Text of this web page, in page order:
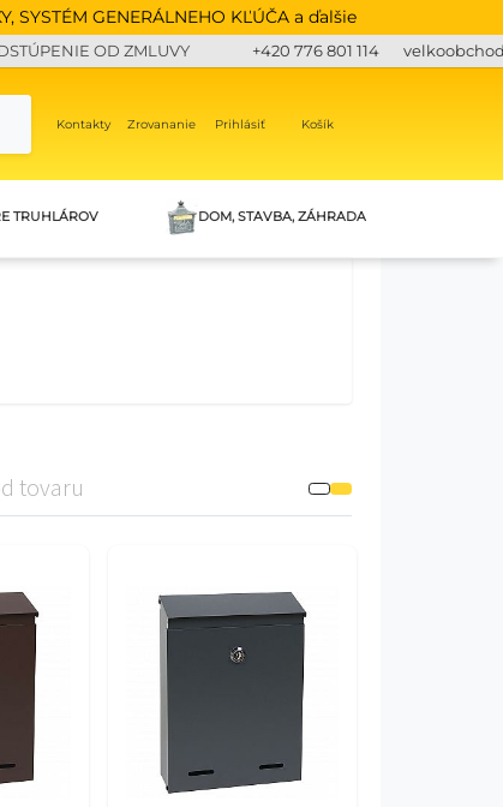
SYSTÉM GENERÁLNEHO KĽÚČA a ďalšie
OD ZMLUVY +420 776 801 114
Kontakty Zrovananie Prihlásiť Košík
TRUHLÁROV DOM, STAVBA, ZÁHRADA
tovaru